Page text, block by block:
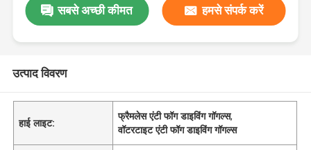
सबसे अच्छी कीमत हमसे संपर्क करें
उत्पाद विवरण
हाई लाइट:
फ्रैमलेस एंटी फॉग डाइविंग गॉगल्स,
वॉटरटाइट एंटी फॉग डाइविंग गॉगल्स